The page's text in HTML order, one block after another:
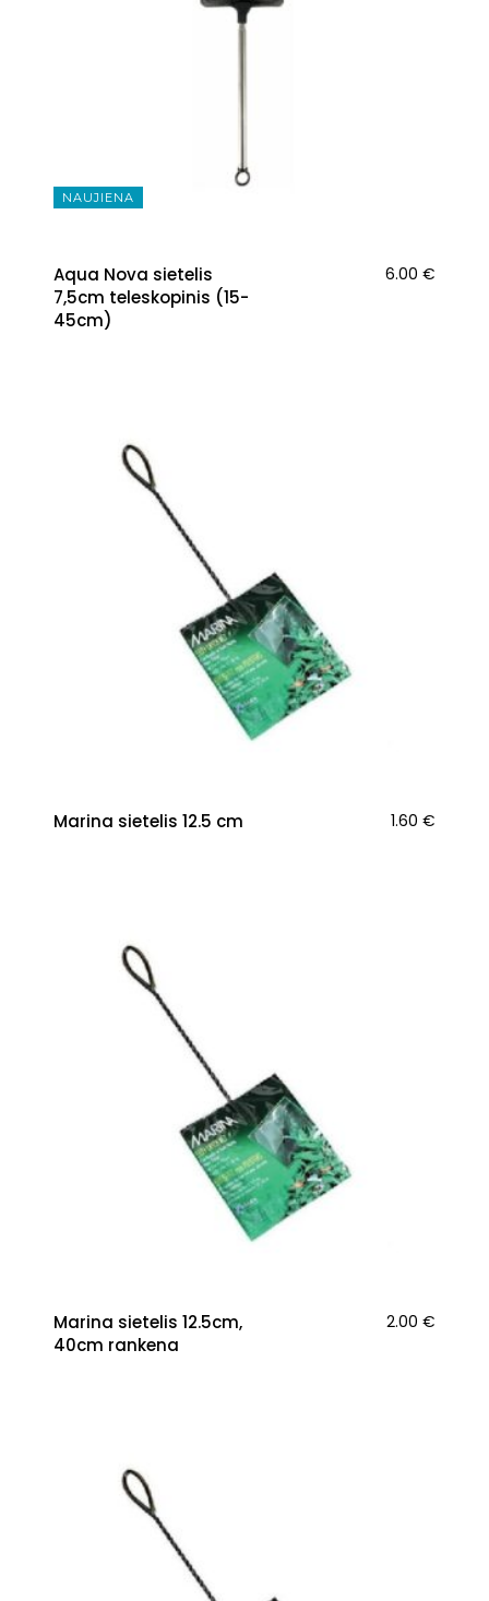
NAUJIENA
Aqua Nova sietelis
7,5cm teleskopinis (15-
45cm)
6.00 €
Marina sietelis 12.5 cm 1.60 €
Marina sietelis 12.5cm,
40cm rankena
2.00 €